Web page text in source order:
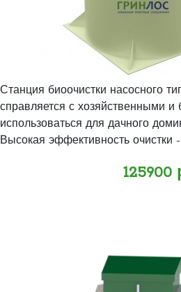
Станция биоочистки насосного
справляется с хозяйственными
использоваться для дачного
Высокая эффективность очистки -
125900